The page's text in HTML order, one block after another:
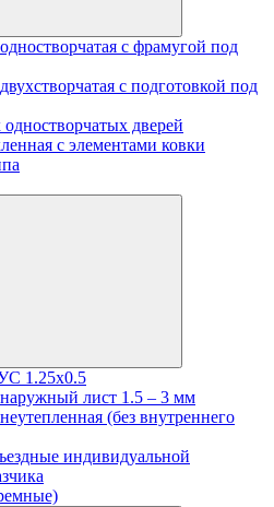
с фрамугой под
с подготовкой под
дверей
с элементами ковки
1.25х0.5
наружный лист 1.5 – 3 мм
(без внутреннего
индивидуальной